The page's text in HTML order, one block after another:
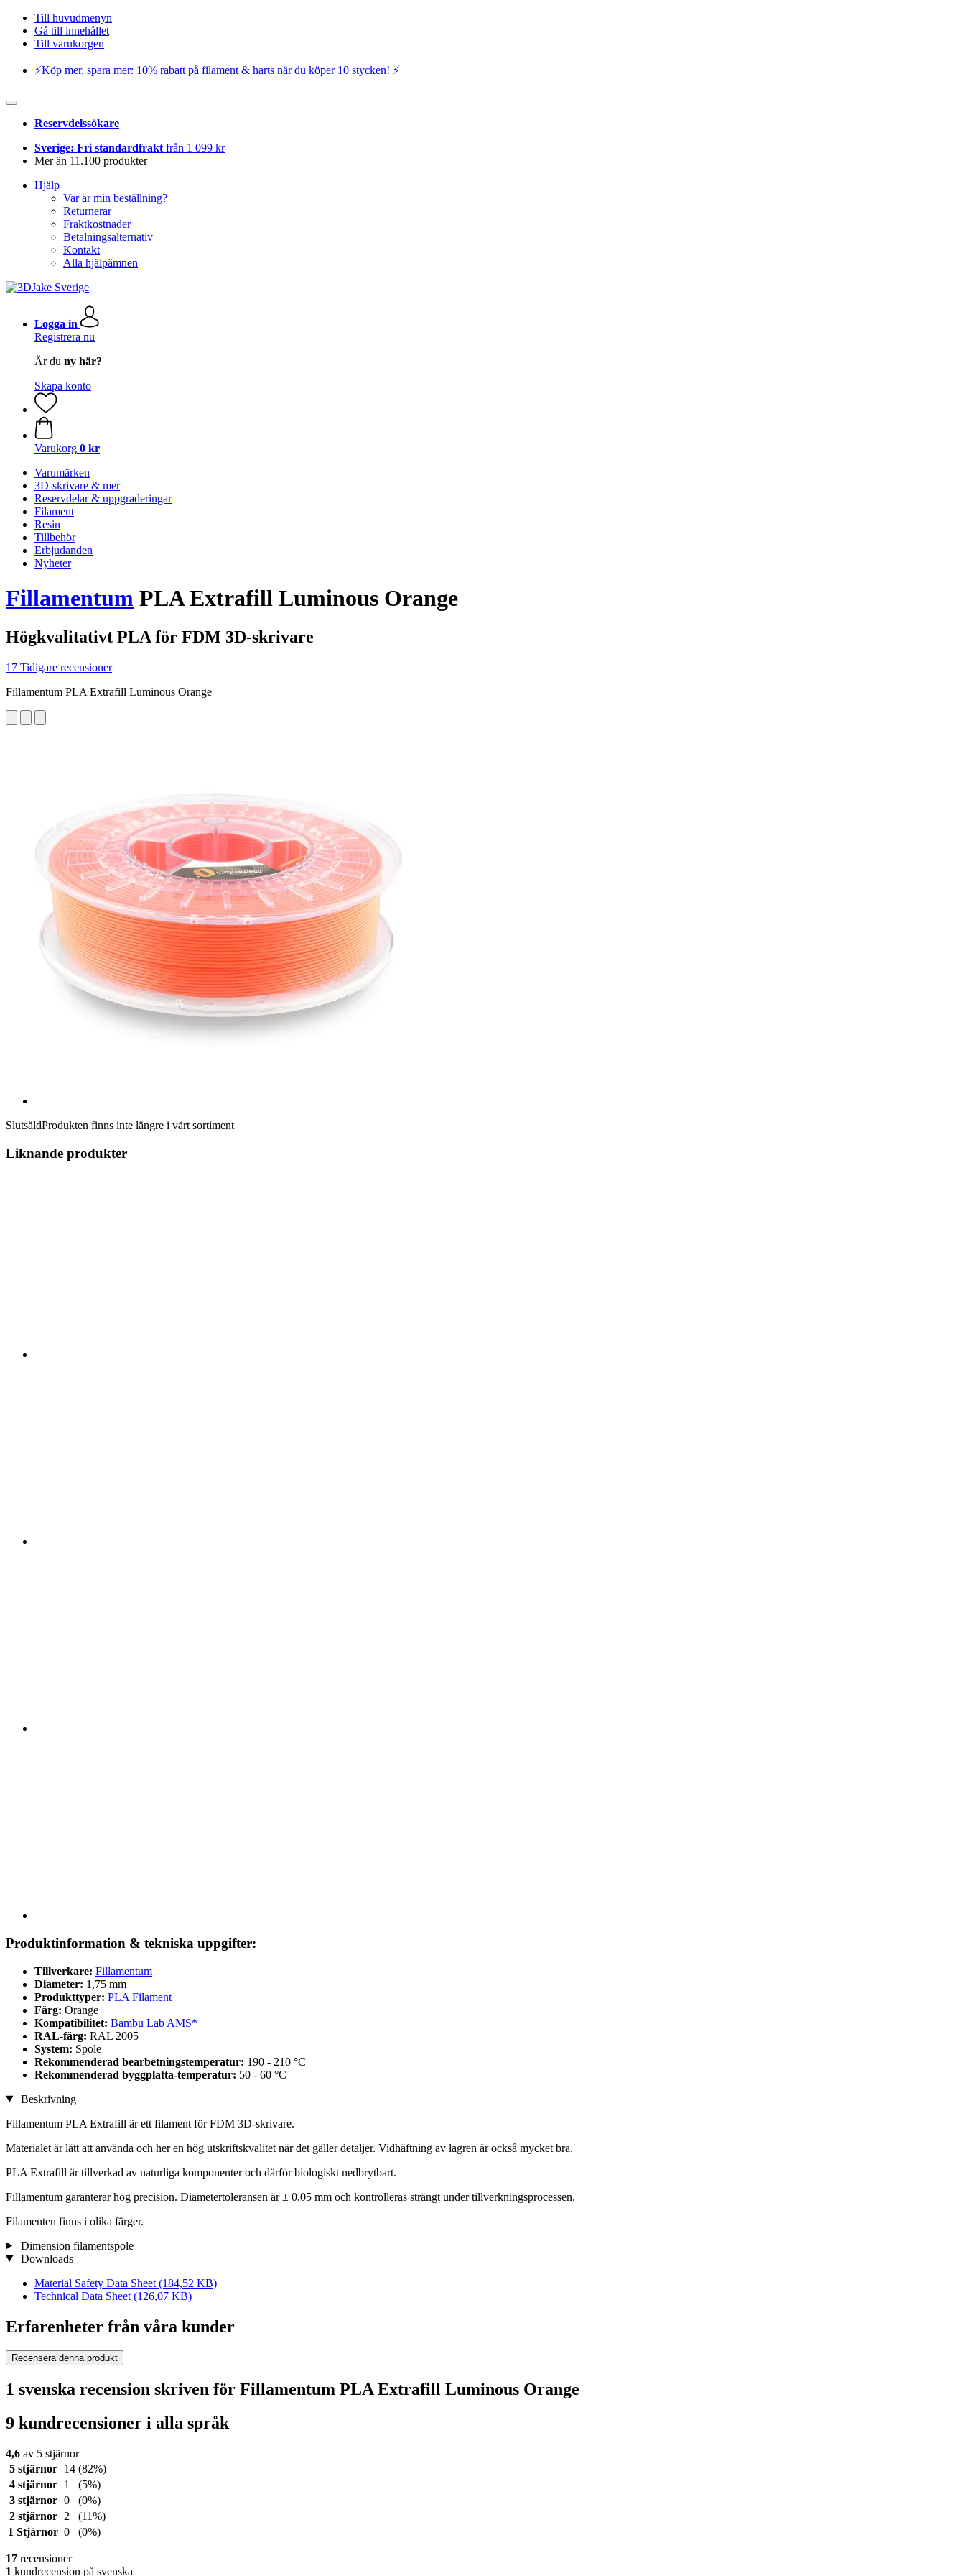
Till huvudmenyn
Gå till innehållet
Till varukorgen
⚡️Köp mer, spara mer: 10% rabatt på filament & harts när du köper 10 stycken! ⚡️
Reservdelssökare
Sverige: Fri standardfrakt från 1 099 kr
Mer än 11.100 produkter
Hjälp
Var är min beställning?
Returnerar
Fraktkostnader
Betalningsalternativ
Kontakt
Alla hjälpämnen
Logga in
Registrera nu
Är du ny här?
Skapa konto
Varukorg 0 kr
Varumärken
3D-skrivare & mer
Reservdelar & uppgraderingar
Filament
Resin
Tillbehör
Erbjudanden
Nyheter
Fillamentum PLA Extrafill Luminous Orange
Högkvalitativt PLA för FDM 3D-skrivare
17 Tidigare recensioner
Fillamentum PLA Extrafill Luminous Orange
SlutsåldProdukten finns inte längre i vårt sortiment
Liknande produkter
Produktinformation & tekniska uppgifter:
Tillverkare: Fillamentum
Diameter: 1,75 mm
Produkttyper: PLA Filament
Färg: Orange
Kompatibilitet: Bambu Lab AMS*
RAL-färg: RAL 2005
System: Spole
Rekommenderad bearbetningstemperatur: 190 - 210 °C
Rekommenderad byggplatta-temperatur: 50 - 60 °C
Beskrivning
Fillamentum PLA Extrafill är ett filament för FDM 3D-skrivare.
Materialet är lätt att använda och her en hög utskriftskvalitet när det gäller detaljer. Vidhäftning av lagren är också mycket bra.
PLA Extrafill är tillverkad av naturliga komponenter och därför biologiskt nedbrytbart.
Fillamentum garanterar hög precision. Diametertoleransen är ± 0,05 mm och kontrolleras strängt under tillverkningsprocessen.
Filamenten finns i olika färger.
Dimension filamentspole
Downloads
Material Safety Data Sheet (184,52 KB)
Technical Data Sheet (126,07 KB)
Erfarenheter från våra kunder
Recensera denna produkt
1 svenska recension skriven för Fillamentum PLA Extrafill Luminous Orange
9 kundrecensioner i alla språk
4,6 av 5 stjärnor
5 stjärnor
14 (82%)
4 stjärnor
1
(5%)
3 stjärnor 0
(0%)
2 stjärnor
2
(11%)
1 Stjärnor 0 (0%)
17 recensioner
1 kundrecension på svenska